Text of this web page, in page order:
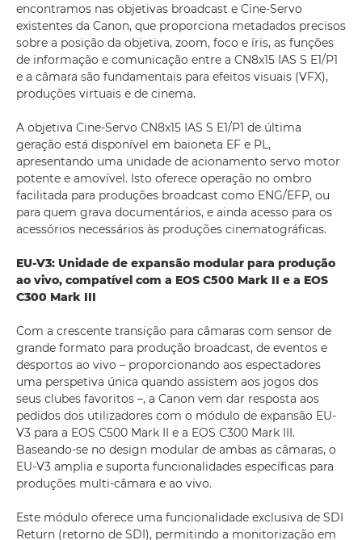
encontramos nas objetivas broadcast e Cine-Servo
existentes da Canon, que proporciona metadados precisos
sobre a posição da objetiva, zoom, foco e íris, as funções
de informação e comunicação entre a CN8x15 IAS S E1/P1
e a câmara são fundamentais para efeitos visuais (VFX),
produções virtuais e de cinema.
A objetiva Cine-Servo CN8x15 IAS S E1/P1 de última
geração está disponível em baioneta EF e PL,
apresentando uma unidade de acionamento servo motor
potente e amovível. Isto oferece operação no ombro
facilitada para produções broadcast como ENG/EFP, ou
para quem grava documentários, e ainda acesso para os
acessórios necessários às produções cinematográficas.
EU-V3: Unidade de expansão modular para produção
ao vivo, compatível com a EOS C500 Mark II e a EOS
C300 Mark III
Com a crescente transição para câmaras com sensor de
grande formato para produção broadcast, de eventos e
desportos ao vivo – proporcionando aos espectadores
uma perspetiva única quando assistem aos jogos dos
seus clubes favoritos –, a Canon vem dar resposta aos
pedidos dos utilizadores com o módulo de expansão EU-
V3 para a EOS C500 Mark II e a EOS C300 Mark III.
Baseando-se no design modular de ambas as câmaras, o
EU-V3 amplia e suporta funcionalidades específicas para
produções multi-câmara e ao vivo.
Este módulo oferece uma funcionalidade exclusiva de SDI
Return (retorno de SDI), permitindo a monitorização em